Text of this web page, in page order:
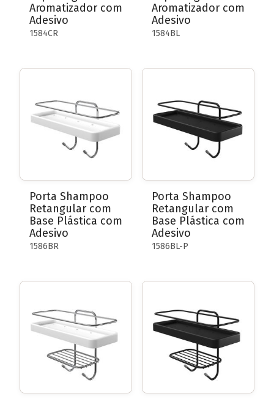
Conheça a linha completa!
Aromatizador com
Adesivo
1584CR
Aromatizador com
Adesivo
1584BL
Porta Shampoo
Retangular com
Base Plástica com
Adesivo
1586BR
Porta Shampoo
Retangular com
Base Plástica com
Adesivo
1586BL-P